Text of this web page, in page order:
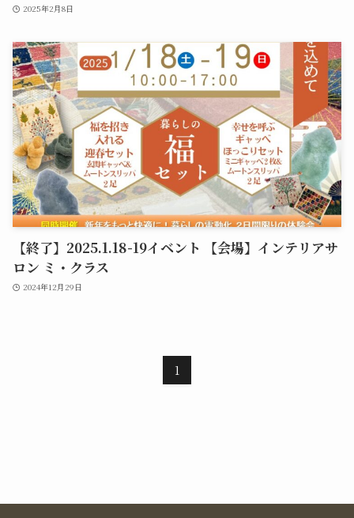
2025年2月8日
【終了】2025.1.18-19イベント 【会場】インテリアサ
ロン ミ・クラス
2024年12月29日
1